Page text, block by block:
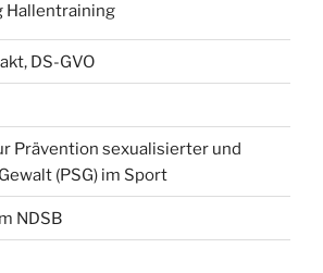
Hallentraining
DS-GVO
Prävention sexualisierter und
(PSG) im Sport
NDSB